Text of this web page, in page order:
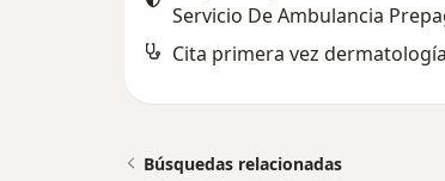
Servicio De Ambulancia
Cita primera vez dermatología
Búsquedas relacionadas